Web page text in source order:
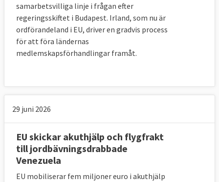
samarbetsvilliga linje i frågan efter
regeringsskiftet i Budapest. Irland, som nu är
ordförandeland i EU, driver en gradvis process
för att föra ländernas
medlemskapsförhandlingar framåt.
29 juni 2026
EU skickar akuthjälp och flygfrakt
till jordbävningsdrabbade
Venezuela
EU mobiliserar fem miljoner euro i akuthjälp